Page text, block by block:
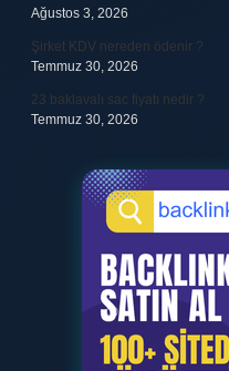
Ağustos 3, 2026
Şirket KDV nereden ödenir ?
Temmuz 30, 2026
23 baklavalı sac fiyatı nedir ?
Temmuz 30, 2026